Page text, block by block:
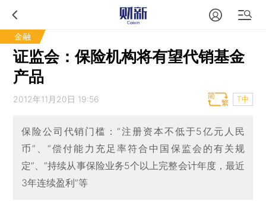
金融
证监会：保险机构将有望代销基金
产品
2012年11月20日 19:56 T中
保险公司代销门槛：“注册资本不低于5亿元人民
币”、“偿付能力充足率符合中国保监会的有关规
定”、“持续从事保险业务5个以上完整会计年度，最近
3年连续盈利”等